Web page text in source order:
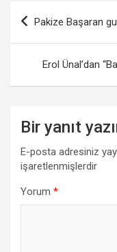
Yazı
gezinmesi
Pakize Başaran
Erol Ünal’dan
Bir yanıt
E-posta adresiniz
işaretlenmişlerdir
Yorum *